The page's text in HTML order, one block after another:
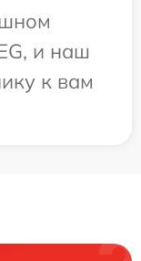
и наш
к вам